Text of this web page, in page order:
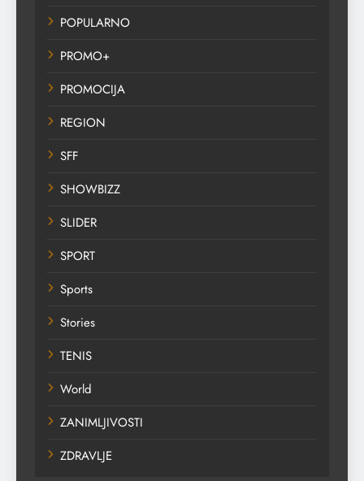
POPULARNO
PROMO+
PROMOCIJA
REGION
SFF
SHOWBIZZ
SLIDER
SPORT
Sports
Stories
TENIS
World
ZANIMLJIVOSTI
ZDRAVLJE